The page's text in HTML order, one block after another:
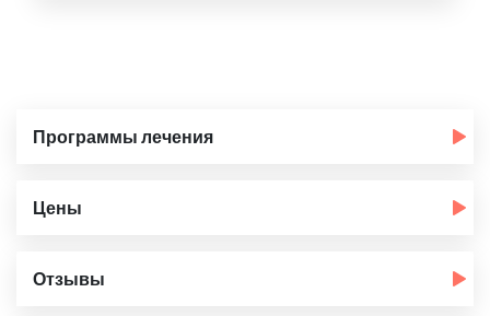
Программы лечения
Цены
Отзывы